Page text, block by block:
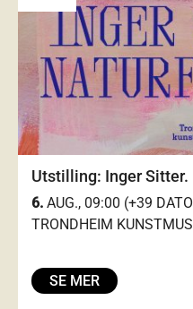
Utstilling: Inger
6. AUG., 09:00 (+39
TRONDHEIM
SE MER